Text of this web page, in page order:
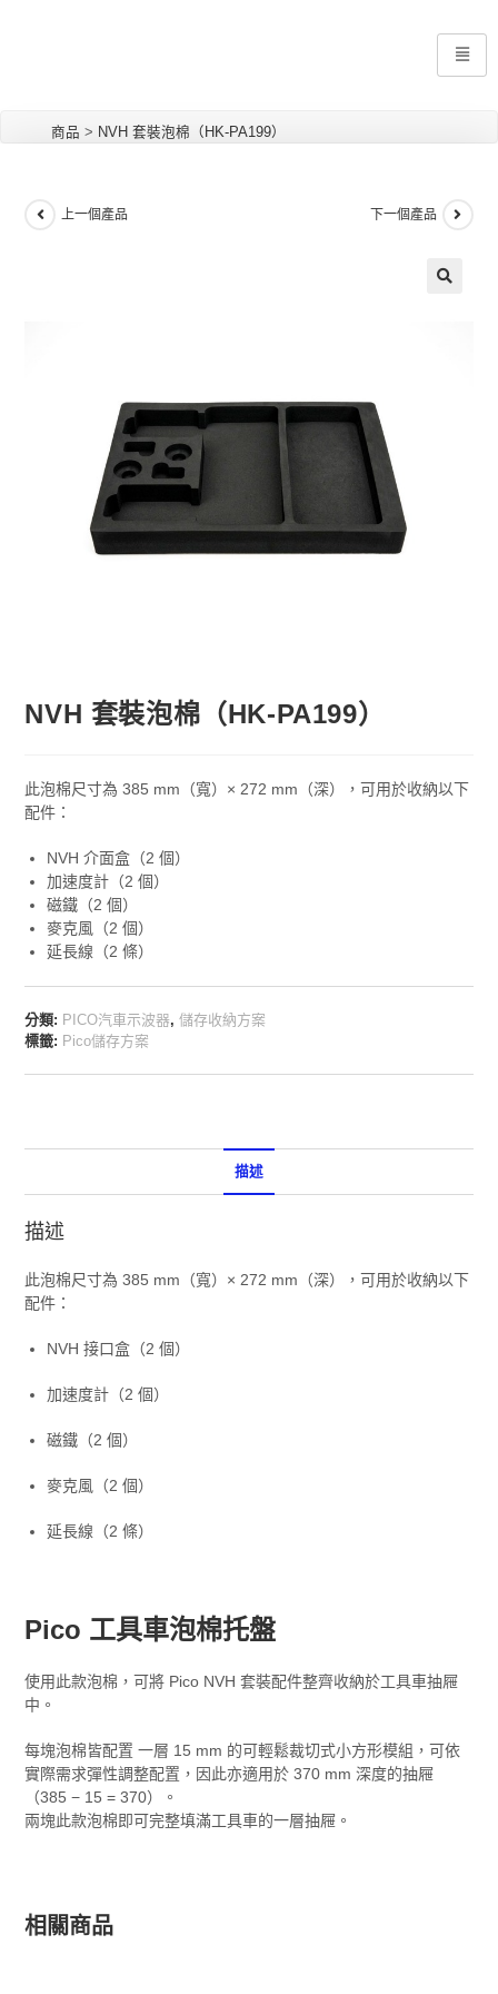
商品 > NVH 套裝泡棉（HK-PA199）
上一個產品 下一個產品
NVH 套裝泡棉（HK-PA199）
此泡棉尺寸為 385 mm（寬）× 272 mm（深），可用於收納以下
配件：
NVH 介面盒（2 個）
加速度計（2 個）
磁鐵（2 個）
麥克風（2 個）
延長線（2 條）
分類: PICO汽車示波器,儲存收納方案
標籤: Pico儲存方案
描述
描述
此泡棉尺寸為 385 mm（寬）× 272 mm（深），可用於收納以下
配件：
NVH 接口盒（2 個）
加速度計（2 個）
磁鐵（2 個）
麥克風（2 個）
延長線（2 條）
Pico 工具車泡棉托盤
使用此款泡棉，可將 Pico NVH 套裝配件整齊收納於工具車抽屜
中。
每塊泡棉皆配置 一層 15 mm 的可輕鬆裁切式小方形模組，可依
實際需求彈性調整配置，因此亦適用於 370 mm 深度的抽屜
（385 − 15 = 370）。
兩塊此款泡棉即可完整填滿工具車的一層抽屜。
相關商品